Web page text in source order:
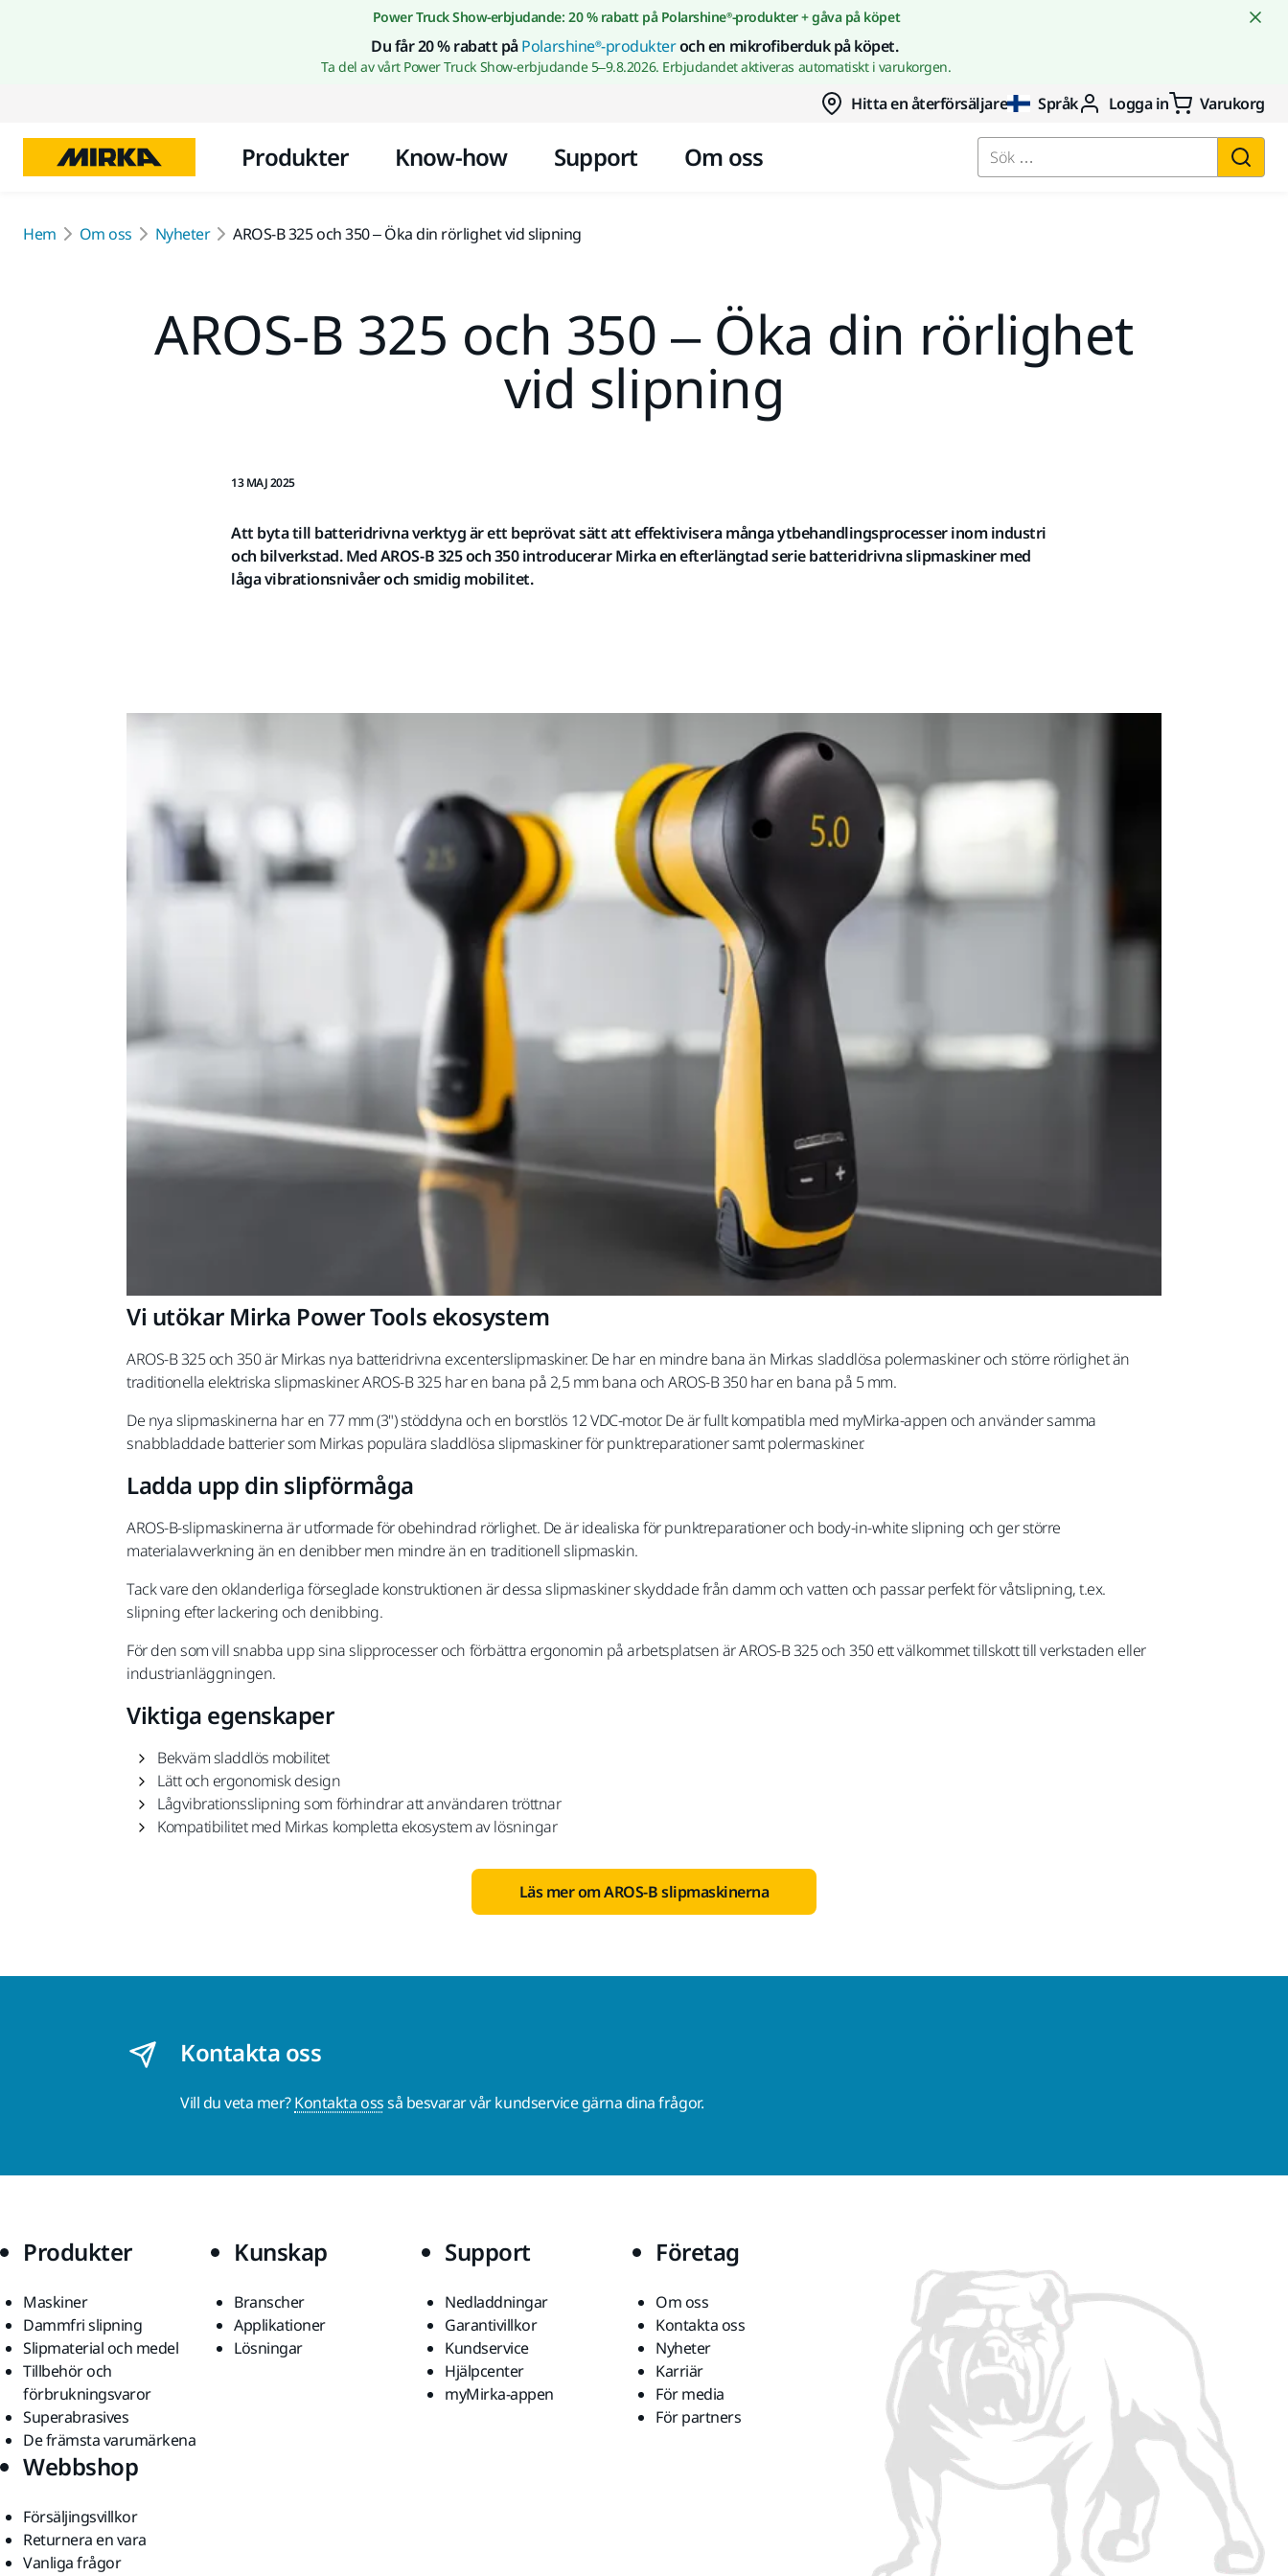
Gå till innehållet
Power Truck Show-erbjudande: 20 % rabatt på Polarshine®-produkter + gåva på köpet
Du får 20 % rabatt påPolarshine®-produkteroch en mikrofiberduk på köpet.
Ta del av vårt Power Truck Show-erbjudande 5–9.8.2026. Erbjudandet aktiveras automatiskt i varukorgen.
Hitta en återförsäljare Språk Logga in Varukorg
Produkter Know-how Support Om oss Sök …
Hem Om oss Nyheter AROS-B 325 och 350 – Öka din rörlighet vid slipning
AROS-B 325 och 350 – Öka din rörlighet
vid slipning
13 MAJ 2025
Att byta till batteridrivna verktyg är ett beprövat sätt att effektivisera många ytbehandlingsprocesser inom industri
och bilverkstad. Med AROS-B 325 och 350 introducerar Mirka en efterlängtad serie batteridrivna slipmaskiner med
låga vibrationsnivåer och smidig mobilitet.
Vi utökar Mirka Power Tools ekosystem
AROS-B 325 och 350 är Mirkas nya batteridrivna excenterslipmaskiner. De har en mindre bana än Mirkas sladdlösa polermaskiner och större rörlighet än
traditionella elektriska slipmaskiner. AROS-B 325 har en bana på 2,5 mm bana och AROS-B 350 har en bana på 5 mm.
De nya slipmaskinerna har en 77 mm (3") stöddyna och en borstlös 12 VDC-motor. De är fullt kompatibla med myMirka-appen och använder samma
snabbladdade batterier som Mirkas populära sladdlösa slipmaskiner för punktreparationer samt polermaskiner.
Ladda upp din slipförmåga
AROS-B-slipmaskinerna är utformade för obehindrad rörlighet. De är idealiska för punktreparationer och body-in-white slipning och ger större
materialavverkning än en denibber men mindre än en traditionell slipmaskin.
Tack vare den oklanderliga förseglade konstruktionen är dessa slipmaskiner skyddade från damm och vatten och passar perfekt för våtslipning, t.ex.
slipning efter lackering och denibbing.
För den som vill snabba upp sina slipprocesser och förbättra ergonomin på arbetsplatsen är AROS-B 325 och 350 ett välkommet tillskott till verkstaden eller
industrianläggningen.
Viktiga egenskaper
Bekväm sladdlös mobilitet
Lätt och ergonomisk design
Lågvibrationsslipning som förhindrar att användaren tröttnar
Kompatibilitet med Mirkas kompletta ekosystem av lösningar
Läs mer om AROS-B slipmaskinerna
Kontakta oss
Vill du veta mer?Kontakta ossså besvarar vår kundservice gärna dina frågor.
Produkter
Maskiner
Dammfri slipning
Slipmaterial och medel
Tillbehör och
förbrukningsvaror
Superabrasives
De främsta varumärkena
Kunskap
Branscher
Applikationer
Lösningar
Support
Nedladdningar
Garantivillkor
Kundservice
Hjälpcenter
myMirka-appen
Företag
Om oss
Kontakta oss
Nyheter
Karriär
För media
För partners
Webbshop
Försäljingsvillkor
Returnera en vara
Vanliga frågor